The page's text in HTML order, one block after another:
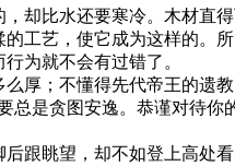
比水还要寒冷。木材直
工艺，使它成为这样的
为就不会有过错了。
；不懂得先代帝王的遗
是贪图安逸。恭谨对待
眺望，却不如登上高处